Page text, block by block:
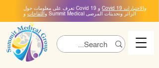
Covid 19 والاختبارات
واللقاحات
و Summit Medical الزائر وتحديثات المرضى